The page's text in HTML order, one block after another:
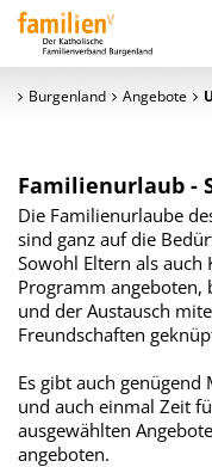
Burgenland Angebote
Familienurlaub -
Die Familienurlaube
sind ganz auf die
Sowohl Eltern als
Programm angeboten,
und der Austausch
Freundschaften
Es gibt auch
und auch einmal Zeit
ausgewählten
angeboten.